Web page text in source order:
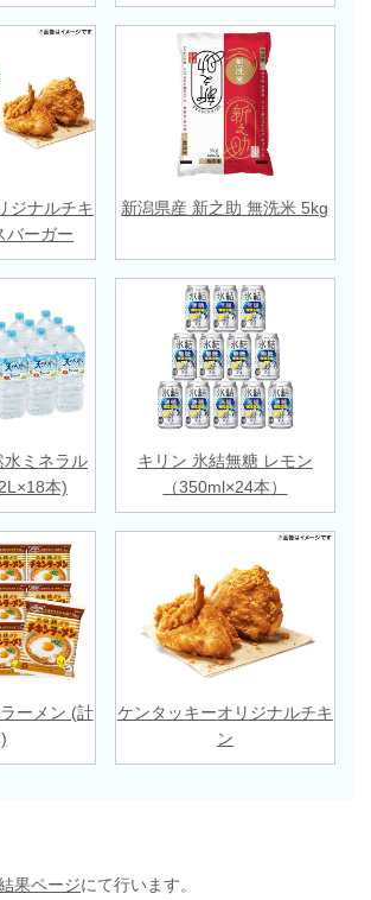
ジナルチキ
バーガー
新潟県産 新之助 無洗米 5kg
水ミネラル
本)
キリン 氷結無糖 レモン
（350ml×24本）
ーメン (計
ケンタッキーオリジナルチキ
ン
果ページにて行います。